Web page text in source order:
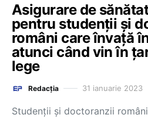
Asigurare de
pentru studenții și
români care învață
atunci când vin în
lege
Redacția 31 ianuarie 2023
Studenții și doctoranzii